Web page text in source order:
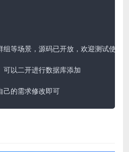
组等场景，源码已开放，欢迎测试使用
可以二开进行数据库添加
己的需求修改即可